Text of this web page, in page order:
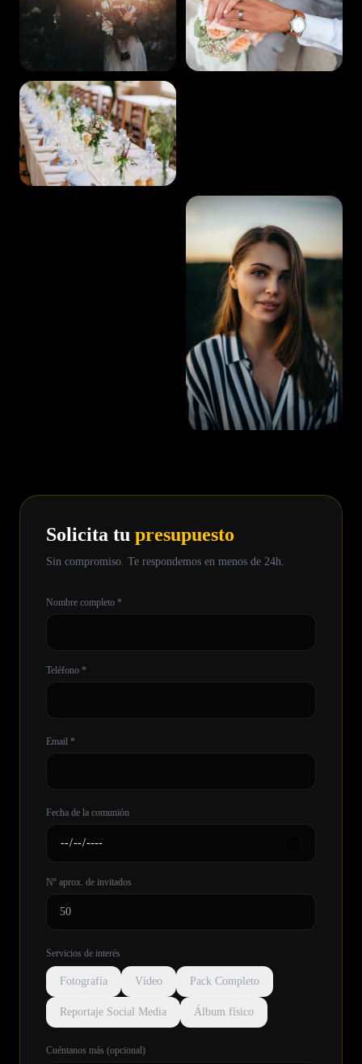
Solicita tu presupuesto
Sin compromiso. Te respondemos en menos de 24h.
Nombre completo *
Teléfono *
Email *
Fecha de la comunión
Nº aprox. de invitados
Servicios de interés
Fotografía Vídeo Pack Completo
Reportaje Social Media Álbum físico
Cuéntanos más (opcional)